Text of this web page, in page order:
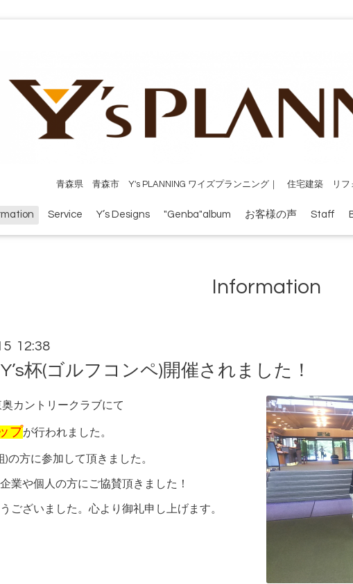
青森県 青森市 Y's PLANNING ワイズプランニング｜ 住宅建築 リ
Service Y’s Designs "Genba"album お客様の声 Staff
Information
12:38
杯(ゴルフコンペ)開催されました！
カントリークラブにて
プが行われました。
)の方に参加して頂きました。
業や個人の方にご協賛頂きました！
ございました。心より御礼申し上げます。